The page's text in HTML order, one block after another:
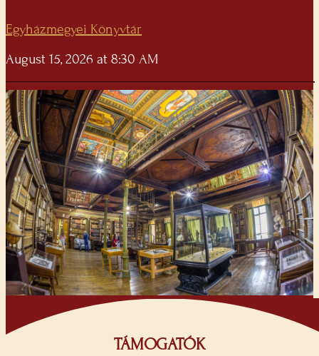
Egyházmegyei Könyvtár
August 15, 2026 at 8:30 AM
TÁMOGATÓK